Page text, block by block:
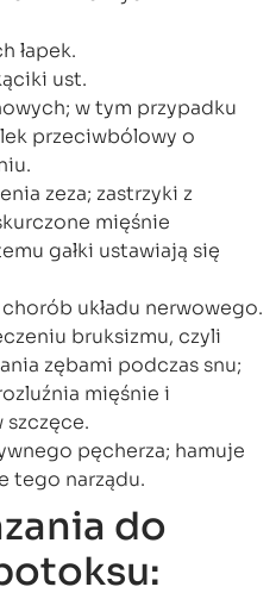
łapek.
ust.
w tym przypadku
przeciwbólowy o
zeza; zastrzyki z
mięśnie
gałki ustawiają się
układu nerwowego.
bruksizmu, czyli
zębami podczas snu;
mięśnie i
szczęce.
pęcherza; hamuje
tego narządu.
do